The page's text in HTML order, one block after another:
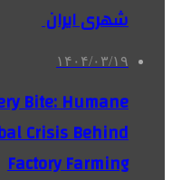
شهری ایران
۱۴۰۴/۰۳/۱۹
Bite: Humane
Crisis Behind
Factory Farming